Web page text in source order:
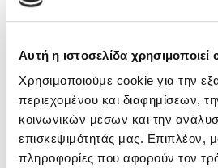
Αυτή η ιστοσελίδα χρησιμοποιεί
Χρησιμοποιούμε cookie για την
περιεχομένου και διαφημίσεων,
κοινωνικών μέσων και την
επισκεψιμότητάς μας. Επιπλέον,
πληροφορίες που αφορούν τον
την εμπορική αξία του οχήματός ή
καλύτερη ασφάλεια αυτοκινήτου
ανάμεσα στις μεγαλύτερες
επιλέγοντας αυτήν που ταιριάζει
Πέρα από ασφάλεια αυτοκινήτου,
ακόμα ασφάλεια μηχανής, ασφάλεια
ασφάλεια σκάφουςστις καλύτερες